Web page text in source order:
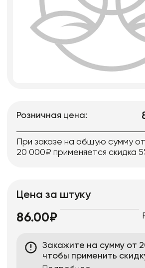
Розничная цена:
При заказе на общую сумму от
20 000₽ применяется скидка
Цена за штуку
86.00₽
Закажите на сумму от
чтобы применить